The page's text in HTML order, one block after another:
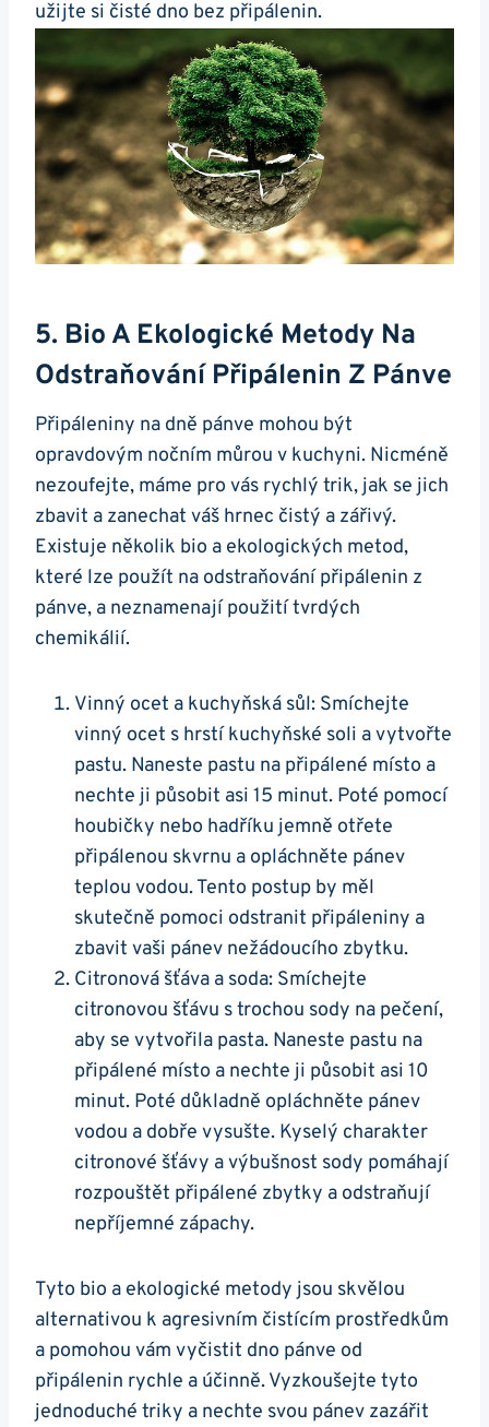
užijte si čisté dno bez připálenin.
5. Bio ⁢a Ekologické Metody Na
Odstraňování Připálenin Z Pánve
Připáleniny na dně pánve mohou‍ být
opravdovým nočním můrou v ​kuchyni. Nicméně
nezoufejte, máme pro vás rychlý ⁢trik, jak se jich
zbavit a zanechat váš hrnec⁢ čistý a zářivý.
Existuje několik bio a ekologických metod,
které lze použít‍ na odstraňování připálenin z
pánve, a neznamenají ⁣použití tvrdých
⁤chemikálií.
Vinný ocet a kuchyňská sůl: Smíchejte
vinný ocet s hrstí kuchyňské‌ soli a vytvořte‌
pastu. Naneste pastu na ⁣připálené místo a​
nechte ji působit asi‌ 15 minut. Poté pomocí
houbičky nebo hadříku jemně otřete
⁤připálenou skvrnu a opláchněte pánev
teplou⁤ vodou. Tento postup by měl
skutečně pomoci odstranit připáleniny‍ a
zbavit vaši pánev nežádoucího zbytku.
Citronová šťáva a soda: Smíchejte
citronovou šťávu s trochou sody na pečení, ​
aby⁢ se vytvořila pasta. Naneste pastu⁤ na
připálené místo a nechte ​ji ​působit asi⁢ 10
⁣minut. ⁢Poté důkladně ‌opláchněte ​pánev
vodou a dobře vysušte. Kyselý charakter
⁢citronové šťávy ‌a výbušnost sody pomáhají
rozpouštět připálené zbytky a odstraňují
nepříjemné zápachy.
Tyto bio a ekologické metody jsou skvělou
alternativou k agresivním​ čistícím prostředkům
⁢a pomohou vám vyčistit dno pánve od
připálenin rychle a‌ účinně. Vyzkoušejte tyto
jednoduché triky‍ a⁣ nechte svou pánev⁤ zazářit